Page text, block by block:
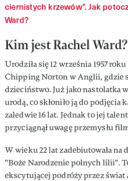
ciernistych krzewów”. Jak
Ward?
Kim jest Rachel Ward?
Urodziła się 12 września 1957
Chipping Norton w Anglii, gdzie
dzieciństwo. Już jako nastolatka
urodą, co skłoniło ją do
zaledwie 16 lat. Jednak to jej
przyciągnął uwagę przemysłu
W wieku 22 lat zadebiutowała
"Boże Narodzenie polnych lilii".
ekscytującej podróży przez świat